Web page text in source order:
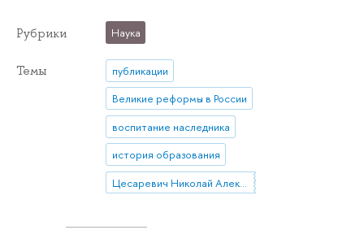
Рубрики Наука
Темы
публикации
Великие реформы в России
воспитание наследника
история образования
Цесаревич Николай Александрович